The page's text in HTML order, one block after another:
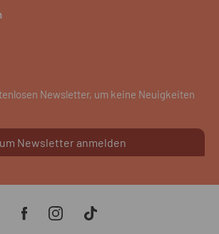
Newsletter, um keine Neuigkeiten
Newsletter anmelden